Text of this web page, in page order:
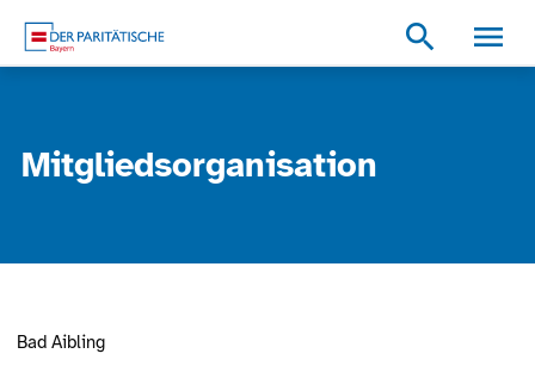
search
Mitgliedsorganisation
Bad Aibling